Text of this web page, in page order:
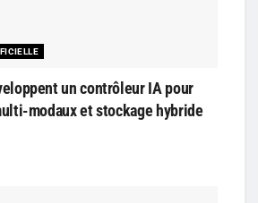
un contrôleur IA pour
modaux et stockage hybride